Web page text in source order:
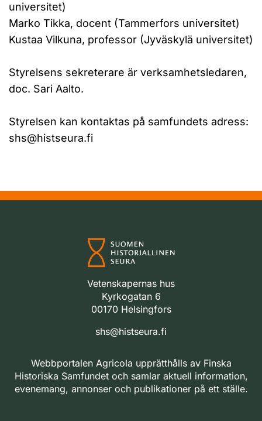
universitet)
Marko Tikka, docent (Tammerfors universitet)
Kustaa Vilkuna, professor (Jyväskylä universitet)
Styrelsens sekreterare är verksamhetsledaren,
doc. Sari Aalto.
Styrelsen kan kontaktas på samfundets adress:
shs@histseura.fi
Vetenskapernas hus
Kyrkogatan 6
00170 Helsingfors
shs@histseura.fi
Webbportalen Agricola upprätthålls av Finska
Historiska Samfundet och samlar aktuell information,
evenemang, annonser och publikationer på ett ställe.